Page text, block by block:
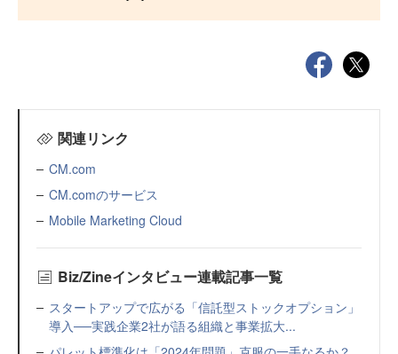
関連リンク
CM.com
CM.comのサービス
Mobile Marketing Cloud
Biz/Zineインタビュー連載記事一覧
スタートアップで広がる「信託型ストックオプション」
導入──実践企業2社が語る組織と事業拡大...